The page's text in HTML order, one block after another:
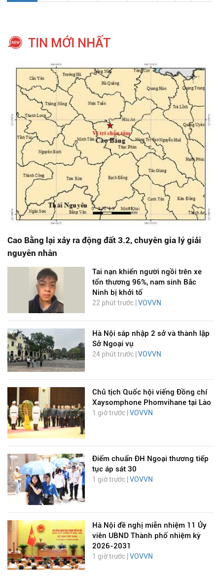
TIN MỚI NHẤT
Cao Bằng lại xảy ra động đất 3.2, chuyên gia lý giải
nguyên nhân
Tai nạn khiến người ngồi trên xe
tổn thương 96%, nam sinh Bắc
Ninh bị khởi tố
22 phút trước | VOVVN
Hà Nội sáp nhập 2 sở và thành lập
Sở Ngoại vụ
24 phút trước | VOVVN
Chủ tịch Quốc hội viếng Đồng chí
Xaysomphone Phomvihane tại Lào
1 giờ trước |VOVVN
Điểm chuẩn ĐH Ngoại thương tiếp
tục áp sát 30
1 giờ trước | VOVVN
Hà Nội đề nghị miễn nhiệm 11 Ủy
viên UBND Thành phố nhiệm kỳ
2026-2031
1 giờ trước | VOVVN